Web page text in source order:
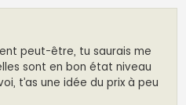
peut-être, tu saurais me
sont en bon état niveau
t’as une idée du prix à peu